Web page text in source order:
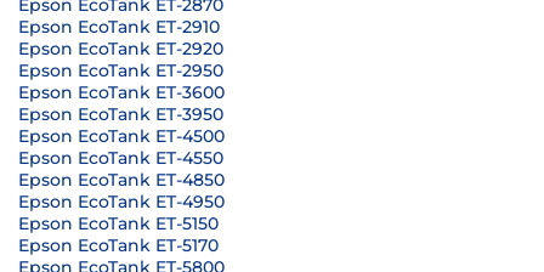
Epson EcoTank ET-2870
Epson EcoTank ET-2910
Epson EcoTank ET-2920
Epson EcoTank ET-2950
Epson EcoTank ET-3600
Epson EcoTank ET-3950
Epson EcoTank ET-4500
Epson EcoTank ET-4550
Epson EcoTank ET-4850
Epson EcoTank ET-4950
Epson EcoTank ET-5150
Epson EcoTank ET-5170
Epson EcoTank ET-5800